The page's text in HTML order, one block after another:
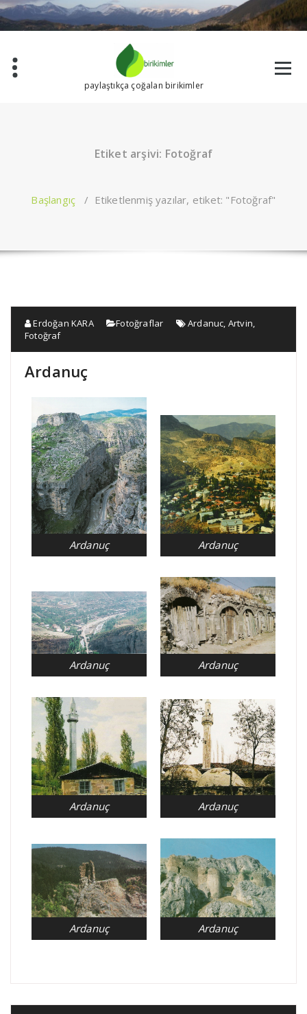
İçeriğe
geç
paylaştıkça çoğalan birikimler
Etiket arşivi: Fotoğraf
Başlangıç / Etiketlenmiş yazılar, etiket: "Fotoğraf"
Erdoğan KARA Fotoğraflar Ardanuc, Artvin,
Fotoğraf
Ardanuç
Ardanuç Ardanuç
Ardanuç Ardanuç
Ardanuç Ardanuç
Ardanuç Ardanuç